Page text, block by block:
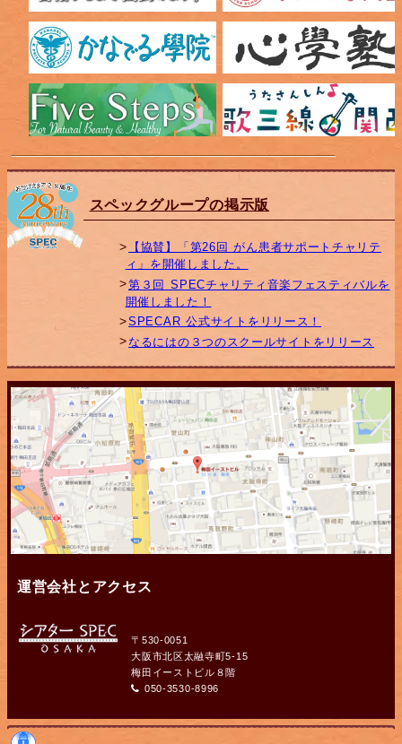
スペックグループの掲示版
【協賛】「第26回 がん患者サポートチャリテ
ィ」を開催しました。
第３回 SPECチャリティ音楽フェスティバルを
開催しました！
SPECAR 公式サイトをリリース！
なるにはの３つのスクールサイトをリリース
運営会社とアクセス
〒530-0051
大阪市北区太融寺町5-15
梅田イーストビル８階
050-3530-8996